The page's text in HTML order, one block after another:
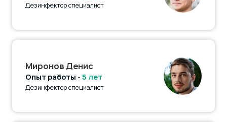
Дезинфектор специалист
Миронов Денис
Опыт работы - 5 лет
Дезинфектор специалист